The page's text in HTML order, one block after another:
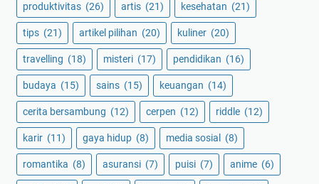
produktivitas (26) artis (21) kesehatan (21)
tips (21) artikel pilihan (20) kuliner (20)
travelling (18) misteri (17) pendidikan (16)
budaya (15) sains (15) keuangan (14)
cerita bersambung (12) cerpen (12) riddle (12)
karir (11) gaya hidup (8) media sosial (8)
romantika (8) asuransi (7) puisi (7) anime (6)